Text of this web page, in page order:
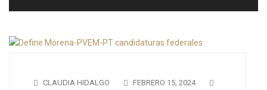
CLAUDIA HIDALGO
FEBRERO 15, 2024